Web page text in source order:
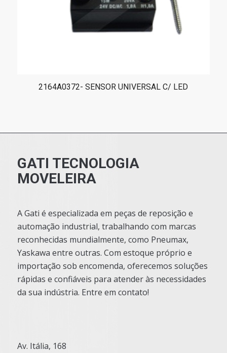
2164A0372- SENSOR UNIVERSAL C/ LED
GATI TECNOLOGIA
MOVELEIRA
A Gati é especializada em peças de reposição e
automação industrial, trabalhando com marcas
reconhecidas mundialmente, como Pneumax,
Yaskawa entre outras. Com estoque próprio e
importação sob encomenda, oferecemos soluções
rápidas e confiáveis para atender às necessidades
da sua indústria. Entre em contato!
Av. Itália, 168